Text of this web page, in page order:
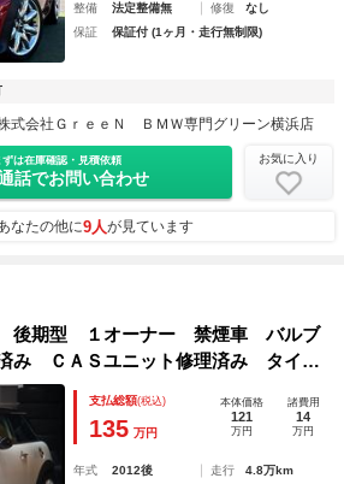
整備
法定整備無 修復
なし
保証
保証付 (1ヶ月・走行無制限)
式会社ＧｒｅｅＮ ＢＭＷ専門グリーン横浜店
ずは在庫確認・見積依頼
話でお問い合わせ
お気に入り
なたの他に9人が見ています
後期型 １オーナー 禁煙車 バルブ
み ＣＡＳユニット修理済み タイヤ
策高圧燃料ポンプ搭載車（後期最終
１７インチＡＷ装備
支払総額(税込)
135 万円
本体価格
121
万円
諸費用
14
万円
年式 2012後 走行
4.8万km